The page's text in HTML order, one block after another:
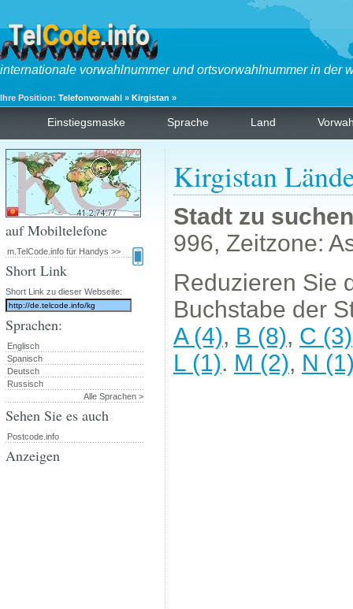
internationale vorwahlnummer und ortsvorwahlnummer in der
Ihre Position: Telefonvorwahl » Kirgistan »
Einstiegsmaske Sprache Land
Kirgistan
Stadt zu suchen
996, Zeitzone:
Reduzieren Sie
Buchstabe der
A (4), B (8), C (3)
L (1). M (2), N
auf Mobiltelefone
m.TelCode.info für Handys >>
Short Link
Short Link zu dieser Webseite:
Sprachen:
Englisch
Spanisch
Deutsch
Russisch
Alle Sprachen >
Sehen Sie es auch
Postcode.info
Anzeigen